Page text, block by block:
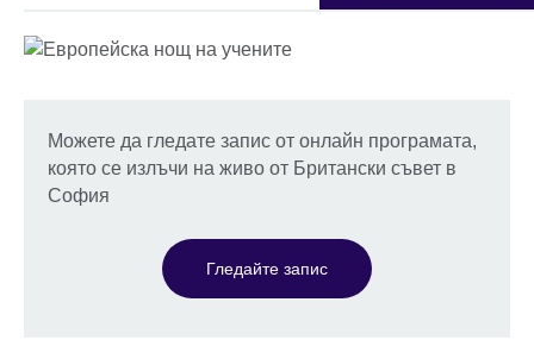
Можете да гледате запис от онлайн програмата,
която се излъчи на живо от Британски съвет в
София
Гледайте запис